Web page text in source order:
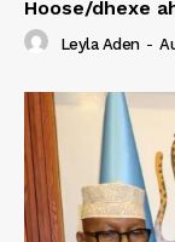
Hoose/dhexe
Leyla Aden -